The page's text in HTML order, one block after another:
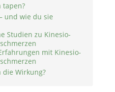
tapen?
und wie du sie
Studien zu Kinesio-
mit Kinesio-
Wirkung?